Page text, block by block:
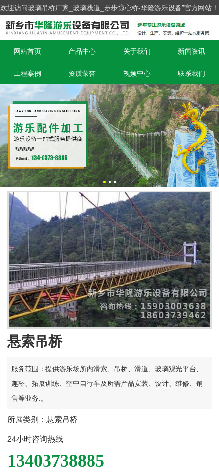
欢迎访问玻璃吊桥厂家_玻璃栈道_步步惊心桥-华隆游乐设备”官方网站！
网站首页 产品中心 关于我们 新闻资讯
工程案例 资质荣誉 视频中心 联系我们
悬索吊桥
服务范围：提供游乐场所内滑索、吊桥、滑道、玻璃观光平台、
趣桥、拓展训练、空中自行车及所需产品安装、设计、维修、销
售等业务.。
所属类别：悬索吊桥
24小时咨询热线
13403738885